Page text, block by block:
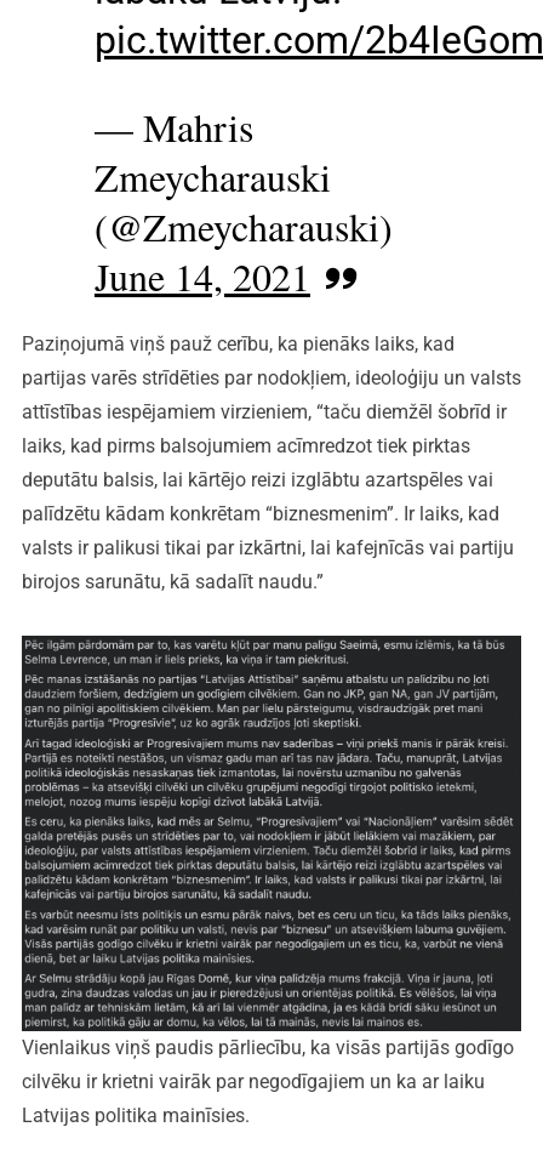
pic.twitter.com/
— Mahris
Zmeycharauski
(@Zmeycharauski)
June 14, 2021
Paziņojumā viņš pauž cerību, ka pienāks laiks, kad
partijas varēs strīdēties par nodokļiem, ideoloģiju un valsts
attīstības iespējamiem virzieniem, “taču diemžēl šobrīd ir
laiks, kad pirms balsojumiem acīmredzot tiek pirktas
deputātu balsis, lai kārtējo reizi izglābtu azartspēles vai
palīdzētu kādam konkrētam “biznesmenim”. Ir laiks, kad
valsts ir palikusi tikai par izkārtni, lai kafejnīcās vai partiju
birojos sarunātu, kā sadalīt naudu.”
Vienlaikus viņš paudis pārliecību, ka visās partijās godīgo
cilvēku ir krietni vairāk par negodīgajiem un ka ar laiku
Latvijas politika mainīsies.